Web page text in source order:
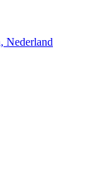
Nederland